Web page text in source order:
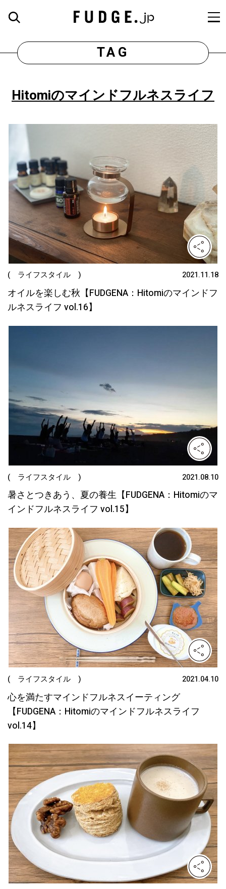
TAG
Hitomiのマインドフルネスライフ
( ライフスタイル ) 2021.11.18
オイルを楽しむ秋【FUDGENA：Hitomiのマインドフ
ルネスライフ vol.16】
( ライフスタイル ) 2021.08.10
暑さとつきあう、夏の養生【FUDGENA：Hitomiのマ
インドフルネスライフ vol.15】
( ライフスタイル ) 2021.04.10
心を満たすマインドフルネスイーティング
【FUDGENA：Hitomiのマインドフルネスライフ
vol.14】